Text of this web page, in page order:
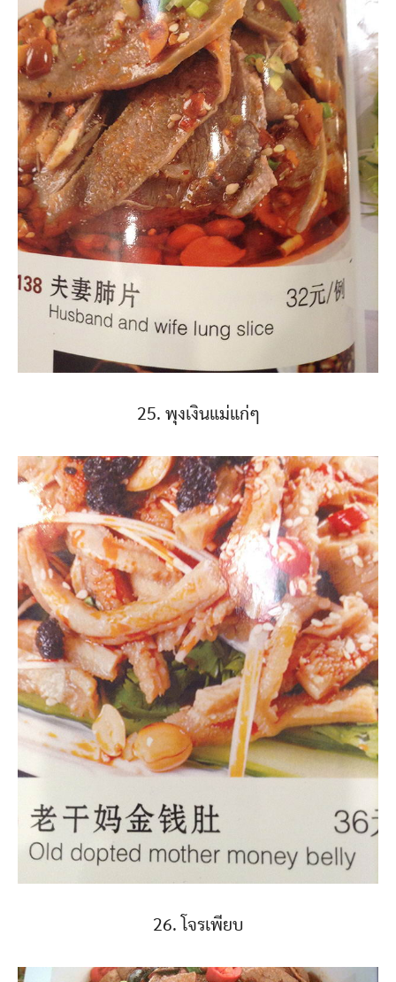
25. พุงเงินแม่แก่ๆ
26. โจรเพียบ